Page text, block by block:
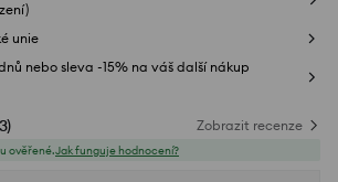
unie
nebo sleva -15% na váš další nákup
) Zobrazit recenze
ověřené.Jak funguje hodnocení?